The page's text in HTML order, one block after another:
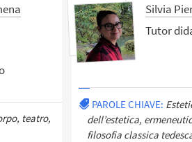
teatro,
Silvia
Tutor
PAROLE CHIAVE:
dell’estetica,
filosofia classica